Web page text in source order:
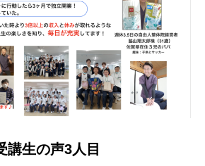
講生の声3人目